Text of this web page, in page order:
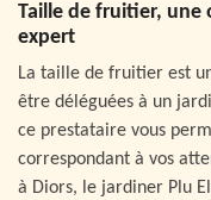
Taille de fruitier,
expert
La taille de fruitier est
être déléguées à un
ce prestataire vous
correspondant à vos
à Diors, le jardiner Plu